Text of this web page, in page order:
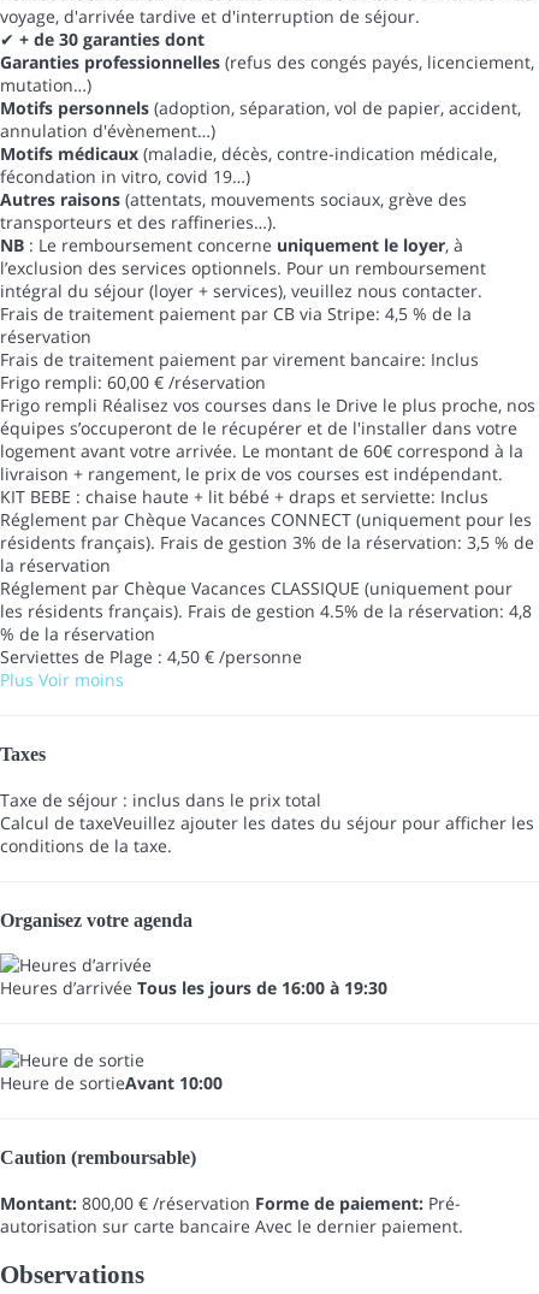
voyage, d'arrivée tardive et d'interruption de séjour.
✔ + de 30 garanties dont
Garanties professionnelles (refus des congés payés, licenciement,
mutation…)
Motifs personnels (adoption, séparation, vol de papier, accident,
annulation d'évènement…)
Motifs médicaux (maladie, décès, contre-indication médicale,
fécondation in vitro, covid 19…)
Autres raisons (attentats, mouvements sociaux, grève des
transporteurs et des raffineries…).
NB : Le remboursement concerne uniquement le loyer, à
l’exclusion des services optionnels. Pour un remboursement
intégral du séjour (loyer + services), veuillez nous contacter.
Frais de traitement paiement par CB via Stripe: 4,5 % de la
réservation
Frais de traitement paiement par virement bancaire: Inclus
Frigo rempli: 60,00 € /réservation
Frigo rempli Réalisez vos courses dans le Drive le plus proche, nos
équipes s’occuperont de le récupérer et de l'installer dans votre
logement avant votre arrivée. Le montant de 60€ correspond à la
livraison + rangement, le prix de vos courses est indépendant.
KIT BEBE : chaise haute + lit bébé + draps et serviette: Inclus
Réglement par Chèque Vacances CONNECT (uniquement pour les
résidents français). Frais de gestion 3% de la réservation: 3,5 % de
la réservation
Réglement par Chèque Vacances CLASSIQUE (uniquement pour
les résidents français). Frais de gestion 4.5% de la réservation: 4,8
% de la réservation
Serviettes de Plage : 4,50 € /personne
Plus Voir moins
Taxes
Taxe de séjour : inclus dans le prix total
Calcul de taxeVeuillez ajouter les dates du séjour pour afficher les
conditions de la taxe.
Organisez votre agenda
Heures d’arrivée Tous les jours de 16:00 à 19:30
Heure de sortieAvant 10:00
Caution (remboursable)
Montant: 800,00 € /réservation Forme de paiement: Pré-
autorisation sur carte bancaire Avec le dernier paiement.
Observations